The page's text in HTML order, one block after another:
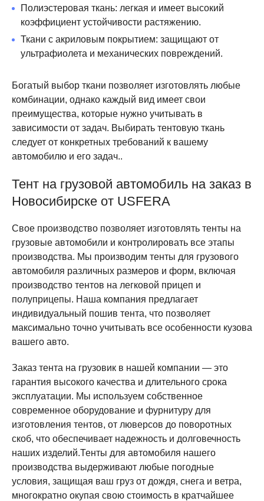
Полиэстеровая ткань: легкая и имеет высокий
коэффициент устойчивости растяжению.
Ткани с акриловым покрытием: защищают от
ультрафиолета и механических повреждений.
Богатый выбор ткани позволяет изготовлять любые
комбинации, однако каждый вид имеет свои
преимущества, которые нужно учитывать в
зависимости от задач. Выбирать тентовую ткань
следует от конкретных требований к вашему
автомобилю и его задач..
Тент на грузовой автомобиль на заказ в
Новосибирске от USFERA
Свое производство позволяет изготовлять тенты на
грузовые автомобили и контролировать все этапы
производства. Мы производим тенты для грузового
автомобиля различных размеров и форм, включая
производство тентов на легковой прицеп и
полуприцепы. Наша компания предлагает
индивидуальный пошив тента, что позволяет
максимально точно учитывать все особенности кузова
вашего авто.
Заказ тента на грузовик в нашей компании — это
гарантия высокого качества и длительного срока
эксплуатации. Мы используем собственное
современное оборудование и фурнитуру для
изготовления тентов, от люверсов до поворотных
скоб, что обеспечивает надежность и долговечность
наших изделий.Тенты для автомобиля нашего
производства выдерживают любые погодные
условия, защищая ваш груз от дождя, снега и ветра,
многократно окупая свою стоимость в кратчайшее